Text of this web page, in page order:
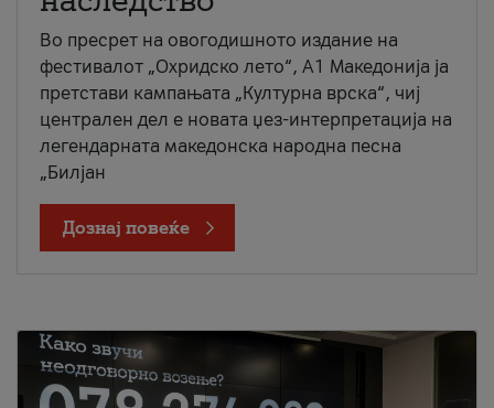
Во пресрет на овогодишното издание на
фестивалот „Охридско лето“, А1 Македонија ја
претстави кампањата „Културна врска“, чиј
централен дел е новата џез-интерпретација на
легендарната македонска народна песна
„Билјан
Дознај повеќе